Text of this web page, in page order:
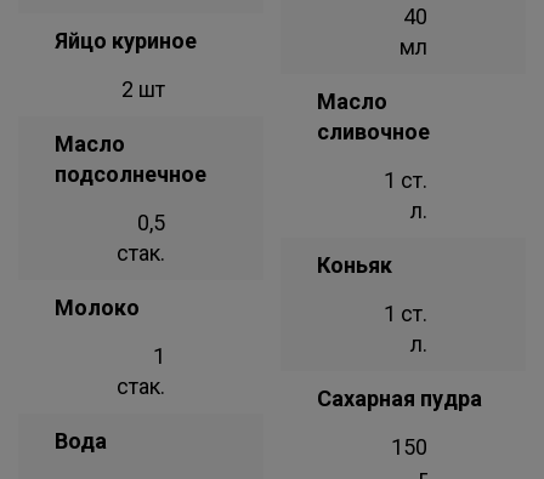
Яйцо куриное
2 шт
Масло
подсолнечное
0,5
стак.
Молоко
1
стак.
Вода
40
мл
Масло
сливочное
1 ст.
л.
Коньяк
1 ст.
л.
Сахарная пудра
150